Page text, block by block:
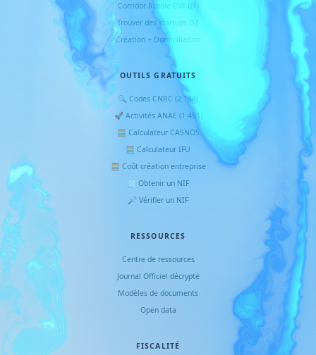
Corridor Russie (IVF RT)
Trouver des startups DZ
Création + Domiciliation
OUTILS GRATUITS
🔍 Codes CNRC (2 134)
🚀 Activités ANAE (1 491)
🧮 Calculateur CASNOS
🧮 Calculateur IFU
🧮 Coût création entreprise
🧾 Obtenir un NIF
🔎 Vérifier un NIF
RESSOURCES
Centre de ressources
Journal Officiel décrypté
Modèles de documents
Open data
FISCALITÉ